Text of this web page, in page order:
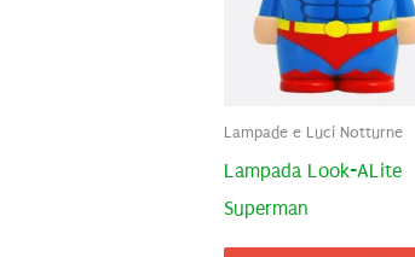
Lampade e Luci Notturne
Lampada Look-ALite
Superman